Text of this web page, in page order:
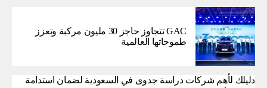
GAC تتجاوز حاجز 30 مليون مركبة وتعزز
طموحاتها العالمية
دليلك لأهم شركات دراسة جدوى في السعودية لضمان استدامة